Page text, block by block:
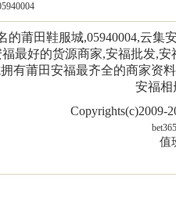
的莆田鞋服城,05940004,云
最好的货源商家,安福批发,
有莆田安福最齐全的商家资
安福相
Copyrights(c)2009-
bet365
值